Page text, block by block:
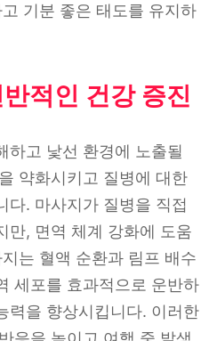
기분 좋은 태도를 유지하
적인 건강 증진
하고 낯선 환경에 노출될
약화시키고 질병에 대한
다. 마사지가 질병을 직접
만, 면역 체계 강화에 도움
는 혈액 순환과 림프 배수
세포를 효과적으로 운반하
력을 향상시킵니다. 이러한